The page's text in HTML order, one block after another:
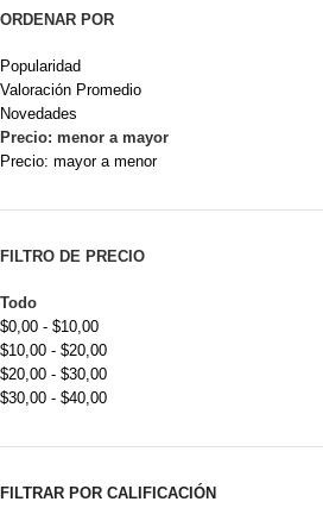
ORDENAR POR
Popularidad
Valoración Promedio
Novedades
Precio: menor a mayor
Precio: mayor a menor
FILTRO DE PRECIO
Todo
$0,00 - $10,00
$10,00 - $20,00
$20,00 - $30,00
$30,00 - $40,00
FILTRAR POR CALIFICACIÓN